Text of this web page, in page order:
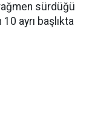
sürdüğü
ayrı başlıkta